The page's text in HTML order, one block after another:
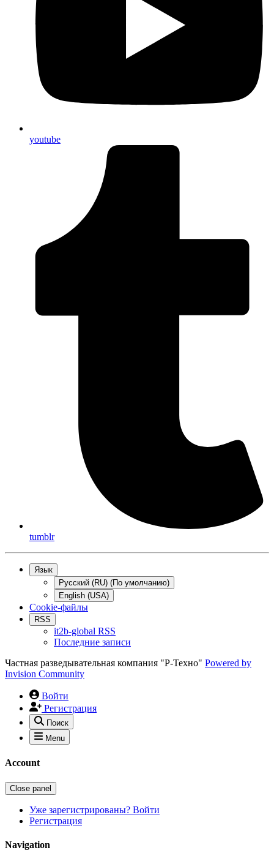
youtube
tumblr
Язык
Русский (RU) (По умолчанию)
English (USA)
Cookie-файлы
RSS
it2b-global RSS
Последние записи
Частная разведывательная компания "Р-Техно" Powered by
Invision Community
Войти
Регистрация
Поиск
Menu
Account
Close panel
Уже зарегистрированы? Войти
Регистрация
Navigation